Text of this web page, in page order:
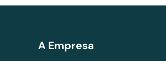
A Empresa